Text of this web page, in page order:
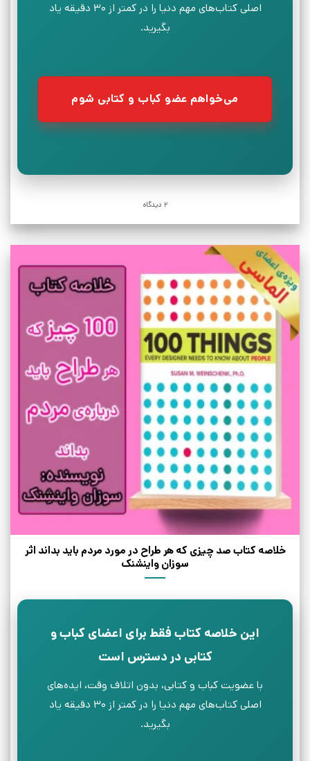
اصلی کتاب‌های مهم دنیا را در کمتر از ۳۰ دقیقه یاد
بگیرید.
می‌خواهم عضو کباب و کتابی شوم
2 دیدگاه
خلاصه کتاب صد چیزی که هر طراح در مورد مردم باید بداند اثر
سوزان واینشنک
این خلاصه کتاب فقط برای اعضای کباب و
کتابی در دسترس است
با عضویت کباب و کتابی، بدون اتلاف وقت، ایده‌های
اصلی کتاب‌های مهم دنیا را در کمتر از ۳۰ دقیقه یاد
بگیرید.